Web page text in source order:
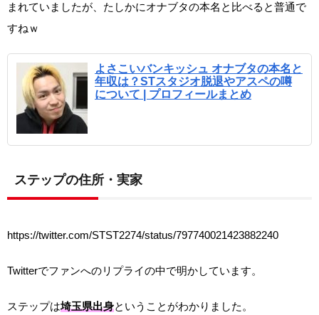
まれていましたが、たしかにオナブタの本名と比べると普通で
すねｗ
よさこいバンキッシュ オナブタの本名と
年収は？STスタジオ脱退やアスペの噂
について | プロフィールまとめ
ステップの住所・実家
https://twitter.com/STST2274/status/797740021423882240
Twitterでファンへのリプライの中で明かしています。
ステップは埼玉県出身ということがわかりました。